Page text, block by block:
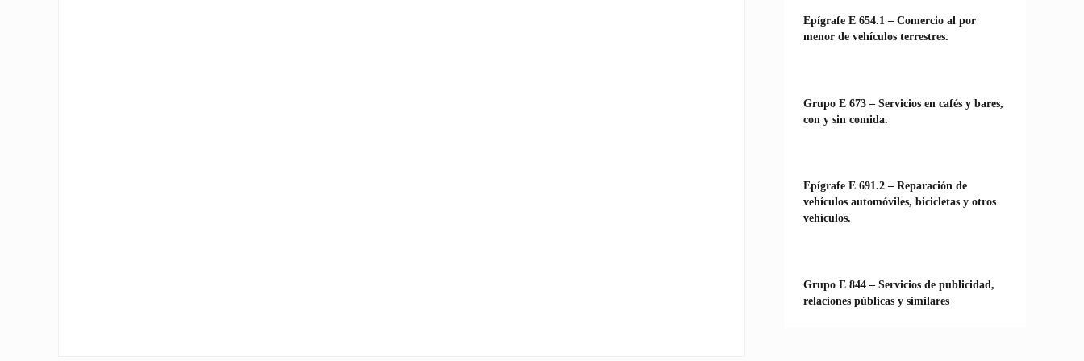
Epígrafe E 654.1 – Comercio al por
menor de vehículos terrestres.
Grupo E 673 – Servicios en cafés y bares,
con y sin comida.
Epígrafe E 691.2 – Reparación de
vehículos automóviles, bicicletas y otros
vehículos.
Grupo E 844 – Servicios de publicidad,
relaciones públicas y similares